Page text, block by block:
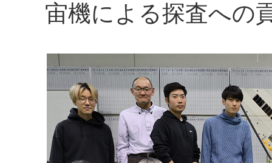
宙機による探査への